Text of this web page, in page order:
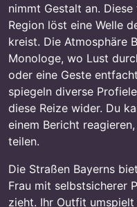
nimmt Gestalt an.
Region löst eine Welle
kreist. Die Atmosphäre
Monologe, wo Lust
oder eine Geste
spiegeln diverse
diese Reize wider. Du
einem Bericht
teilen.
Die Straßen Bayerns
Frau mit selbstsicherer
zieht. Ihr Outfit